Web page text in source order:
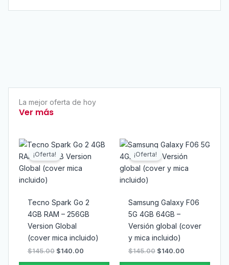
La mejor oferta de hoy
Ver más
¡Oferta!
Tecno Spark Go 2
4GB RAM – 256GB
Version Global
(cover mica incluido)
$145.00
El
precio
original
era:
$140.00
El
actual
¡Oferta!
Samsung Galaxy F06
5G 4GB 64GB –
Versión global (cover
y mica incluido)
$145.00
El
precio
original
era:
$145.00.
$140.00
El
actual
es: